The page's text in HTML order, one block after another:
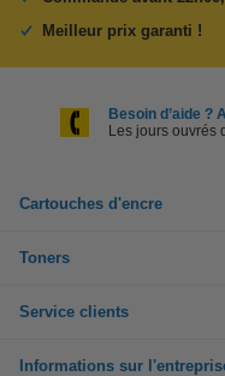
Meilleur prix garanti !
Besoin d’aide ?
Les jours ouvrés
Cartouches d'encre
Toners
Service clients
Informations sur